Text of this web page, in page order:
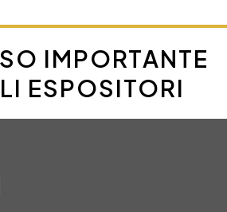
IMPORTANTE
ESPOSITORI